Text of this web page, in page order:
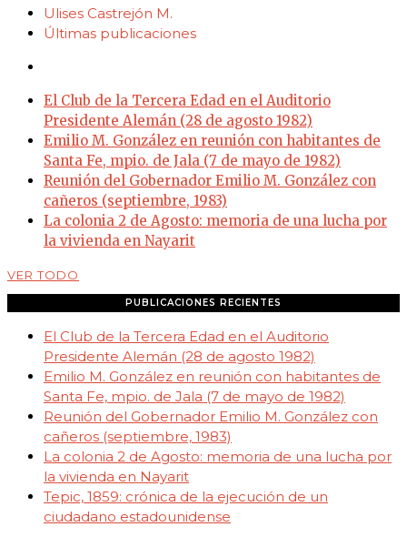
Ulises Castrejón M.
Últimas publicaciones
El Club de la Tercera Edad en el Auditorio
Presidente Alemán (28 de agosto 1982)
Emilio M. González en reunión con habitantes de
Santa Fe, mpio. de Jala (7 de mayo de 1982)
Reunión del Gobernador Emilio M. González con
cañeros (septiembre, 1983)
La colonia 2 de Agosto: memoria de una lucha por
la vivienda en Nayarit
VER TODO
PUBLICACIONES RECIENTES
El Club de la Tercera Edad en el Auditorio
Presidente Alemán (28 de agosto 1982)
Emilio M. González en reunión con habitantes de
Santa Fe, mpio. de Jala (7 de mayo de 1982)
Reunión del Gobernador Emilio M. González con
cañeros (septiembre, 1983)
La colonia 2 de Agosto: memoria de una lucha por
la vivienda en Nayarit
Tepic, 1859: crónica de la ejecución de un
ciudadano estadounidense